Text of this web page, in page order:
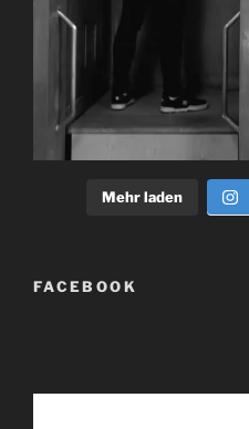
Mehr laden
FACEBOOK